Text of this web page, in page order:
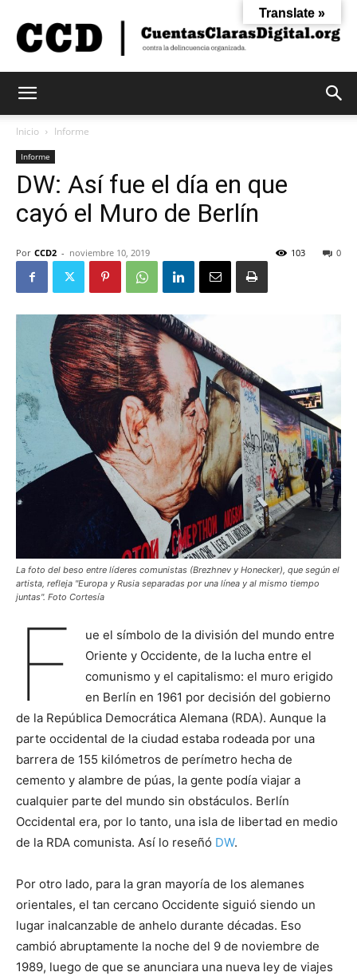
Claras
Inicio Informe
Informe
DW: Así fue el día en que
cayó el Muro de Berlín
Por CCD2 - noviembre 10, 2019 0
103
La foto del beso entre líderes comunistas (Brezhnev y Honecker), que según el
artista, refleja "Europa y Rusia separadas por una línea y al mismo tiempo
juntas". Foto Cortesía
F
ue el símbolo de la división del mundo entre
Oriente y Occidente, de la lucha entre el
comunismo y el capitalismo: el muro erigido
en Berlín en 1961 por decisión del gobierno
de la República Democrática Alemana (RDA). Aunque la
parte occidental de la ciudad estaba rodeada por una
barrera de 155 kilómetros de perímetro hecha de
cemento y alambre de púas, la gente podía viajar a
cualquier parte del mundo sin obstáculos. Berlín
Occidental era, por lo tanto, una isla de libertad en medio
de la RDA comunista. Así lo reseñó DW.
Por otro lado, para la gran mayoría de los alemanes
orientales, el tan cercano Occidente siguió siendo un
lugar inalcanzable de anhelo durante décadas. Eso
cambió abruptamente la noche del 9 de noviembre de
1989, luego de que se anunciara una nueva ley de viajes
Translate »